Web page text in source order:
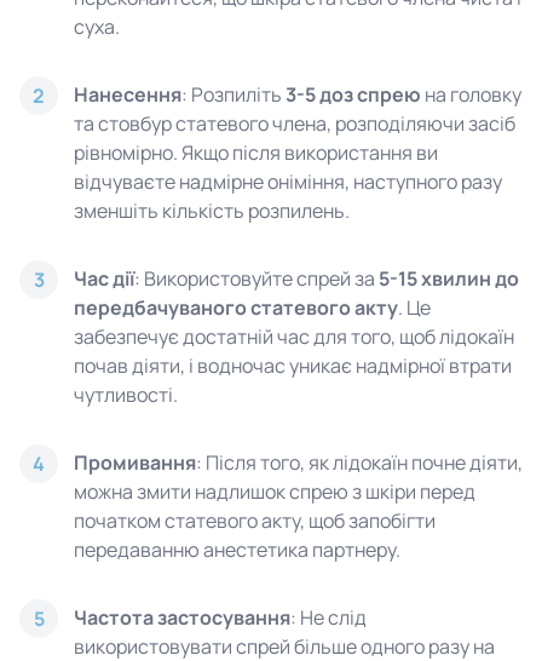
суха.
2 Нанесення: Розпиліть 3-5 доз спрею на головку
та стовбур статевого члена, розподіляючи засіб
рівномірно. Якщо після використання ви
відчуваєте надмірне оніміння, наступного разу
зменшіть кількість розпилень.
3 Час дії: Використовуйте спрей за 5-15 хвилин до
передбачуваного статевого акту. Це
забезпечує достатній час для того, щоб лідокаїн
почав діяти, і водночас уникає надмірної втрати
чутливості.
4 Промивання: Після того, як лідокаїн почне діяти,
можна змити надлишок спрею з шкіри перед
початком статевого акту, щоб запобігти
передаванню анестетика партнеру.
5 Частота застосування: Не слід
використовувати спрей більше одного разу на